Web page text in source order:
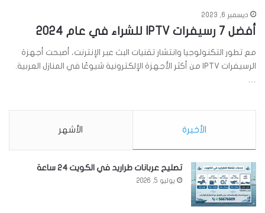
ديسمبر 6, 2023
أفضل 7 رسيفرات IPTV للشراء في عام 2024
مع تطور التكنولوجيا وانتشار تقنيات البث عبر الإنترنت، أصبحت أجهزة
الرسيفرات IPTV من أكثر الأجهزة الإلكترونية شيوعًا في المنازل العربية.
الأخيرة الأشهر
تصليح عربانات طراريد في الكويت 24 ساعة
يوليو 5, 2026